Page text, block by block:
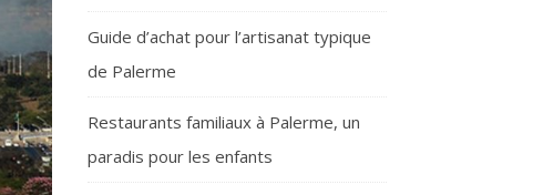
Guide d’achat pour l’artisanat typique
de Palerme
Restaurants familiaux à Palerme, un
paradis pour les enfants